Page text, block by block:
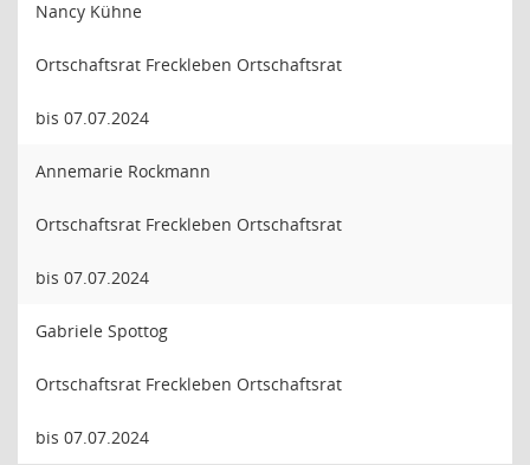
Nancy Kühne
Ortschaftsrat Freckleben Ortschaftsrat
bis 07.07.2024
Annemarie Rockmann
Ortschaftsrat Freckleben Ortschaftsrat
bis 07.07.2024
Gabriele Spottog
Ortschaftsrat Freckleben Ortschaftsrat
bis 07.07.2024